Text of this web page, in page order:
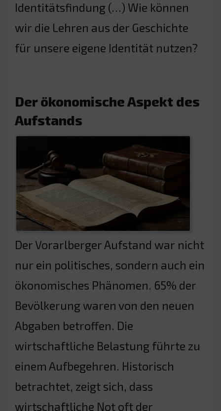
Identitätsfindung (…) Wie können
wir die Lehren aus der Geschichte
für unsere eigene Identität nutzen?
Der ökonomische Aspekt des
Aufstands
Der Vorarlberger Aufstand war nicht
nur ein politisches, sondern auch ein
ökonomisches Phänomen. 65% der
Bevölkerung waren von den neuen
Abgaben betroffen. Die
wirtschaftliche Belastung führte zu
einem Aufbegehren. Historisch
betrachtet, zeigt sich, dass
wirtschaftliche Not oft der